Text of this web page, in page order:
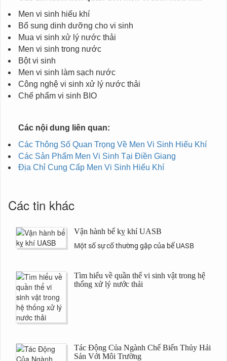
Men vi sinh hiếu khí
Bổ sung dinh dưỡng cho vi sinh
Mua vi sinh xử lý nước thải
Men vi sinh trong nước
Bột vi sinh
Men vi sinh làm sạch nước
Công nghệ vi sinh xử lý nước thải
Chế phẩm vi sinh BIO
Các nội dung liên quan:
Các Thông Số Quan Trọng Về Men Vi Sinh Hiếu Khí
Các Sản Phẩm Men Vi Sinh Tại Điền Giang
Địa Chỉ Cung Cấp Men Vi Sinh Hiếu Khí
Các tin khác
Vận hành bể kỵ khí UASB
Một số sự cố thường gặp của bể UASB
Tìm hiểu về quần thể vi sinh vật trong hệ
thống xử lý nước thải
Tác Động Của Ngành Chế Biến Thủy Hải
Sản Với Môi Trường